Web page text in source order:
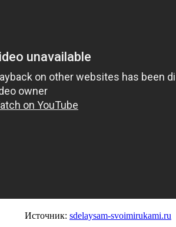
Источник: sdelaysam-svoimirukami.ru